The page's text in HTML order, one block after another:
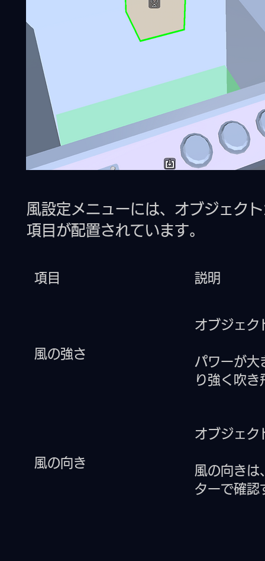
風設定メニューには、オブジェク
項目が配置されています。
項目 ​説明
風の強さ
オブジェク
パワーが大
り強く吹
風の向き
オブジェク
風の向きは
ターで確認